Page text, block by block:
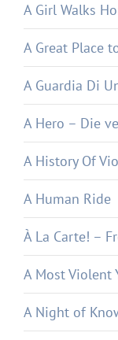
A Girl Walks
A Great Place
A Guardia Di
A Hero – Die
A History Of
A Human Ride
À La Carte! –
A Most Violent
A Night of